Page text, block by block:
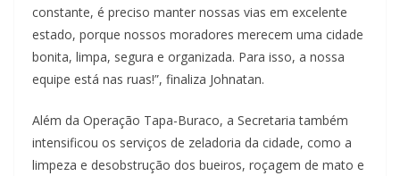
constante, é preciso manter nossas vias em excelente
estado, porque nossos moradores merecem uma cidade
bonita, limpa, segura e organizada. Para isso, a nossa
equipe está nas ruas!”, finaliza Johnatan.
Além da Operação Tapa-Buraco, a Secretaria também
intensificou os serviços de zeladoria da cidade, como a
limpeza e desobstrução dos bueiros, roçagem de mato e